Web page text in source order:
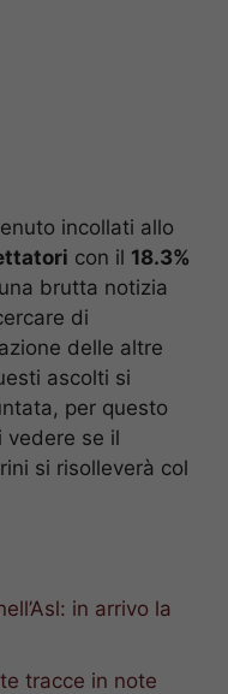
incollati allo
con il 18.3%
brutta notizia
di
delle altre
ascolti si
per questo
vedere se il
si risolleverà col
in arrivo la
tracce in note